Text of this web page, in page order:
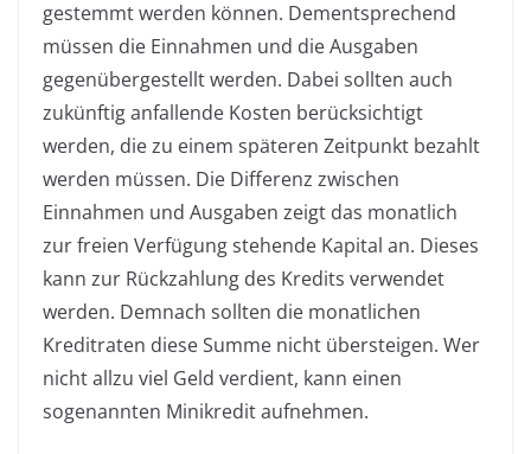
gestemmt werden können. Dementsprechend
müssen die Einnahmen und die Ausgaben
gegenübergestellt werden. Dabei sollten auch
zukünftig anfallende Kosten berücksichtigt
werden, die zu einem späteren Zeitpunkt bezahlt
werden müssen. Die Differenz zwischen
Einnahmen und Ausgaben zeigt das monatlich
zur freien Verfügung stehende Kapital an. Dieses
kann zur Rückzahlung des Kredits verwendet
werden. Demnach sollten die monatlichen
Kreditraten diese Summe nicht übersteigen. Wer
nicht allzu viel Geld verdient, kann einen
sogenannten Minikredit aufnehmen.